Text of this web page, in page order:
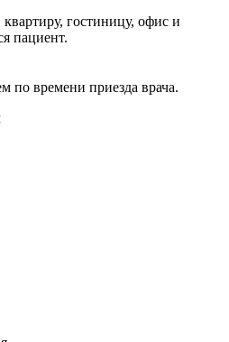
квартиру, гостиницу, офис и
пациент.
по времени приезда врача.